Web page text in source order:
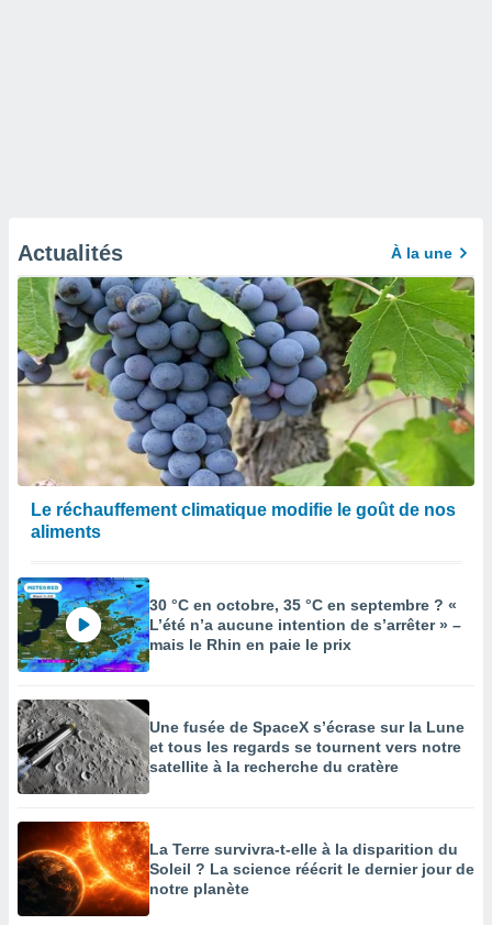
Actualités À la une
Le réchauffement climatique modifie le goût de nos
aliments
30 °C en octobre, 35 °C en septembre ? «
L’été n’a aucune intention de s’arrêter » –
mais le Rhin en paie le prix
Une fusée de SpaceX s’écrase sur la Lune
et tous les regards se tournent vers notre
satellite à la recherche du cratère
La Terre survivra-t-elle à la disparition du
Soleil ? La science réécrit le dernier jour de
notre planète